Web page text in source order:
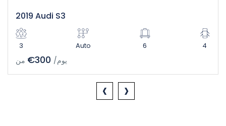
2019 Audi S3
3 Auto 6 4
من €300 /يوم
‹ ›